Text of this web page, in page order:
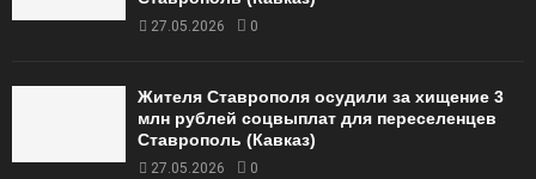
27.05.2026 0
Жителя Ставрополя осудили за хищение 3
млн рублей соцвыплат для переселенцев
Ставрополь (Кавказ)
27.05.2026 0